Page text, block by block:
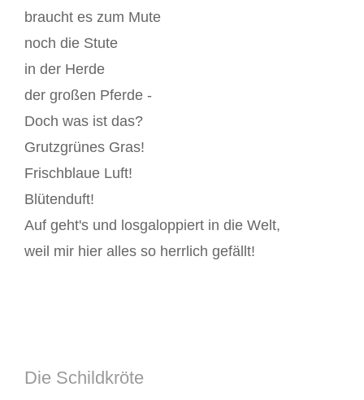
braucht es zum Mute
noch die Stute
in der Herde
der großen Pferde -
Doch was ist das?
Grutzgrünes Gras!
Frischblaue Luft!
Blütenduft!
Auf geht's und losgaloppiert in die Welt,
weil mir hier alles so herrlich gefällt!
Die Schildkröte